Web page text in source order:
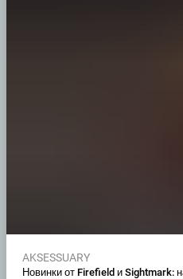
AKSESSUARY
Новинки от Firefield и Sightmark: